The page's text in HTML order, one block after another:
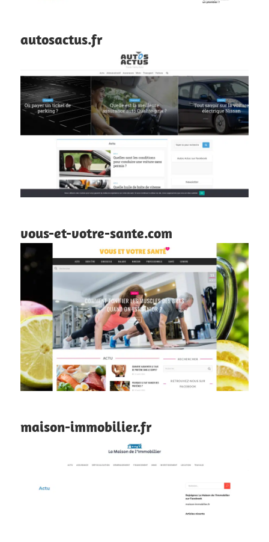
autosactus.fr
vous-et-votre-sante.com
maison-immobilier.fr